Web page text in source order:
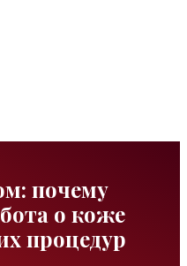
почему
о коже
процедур